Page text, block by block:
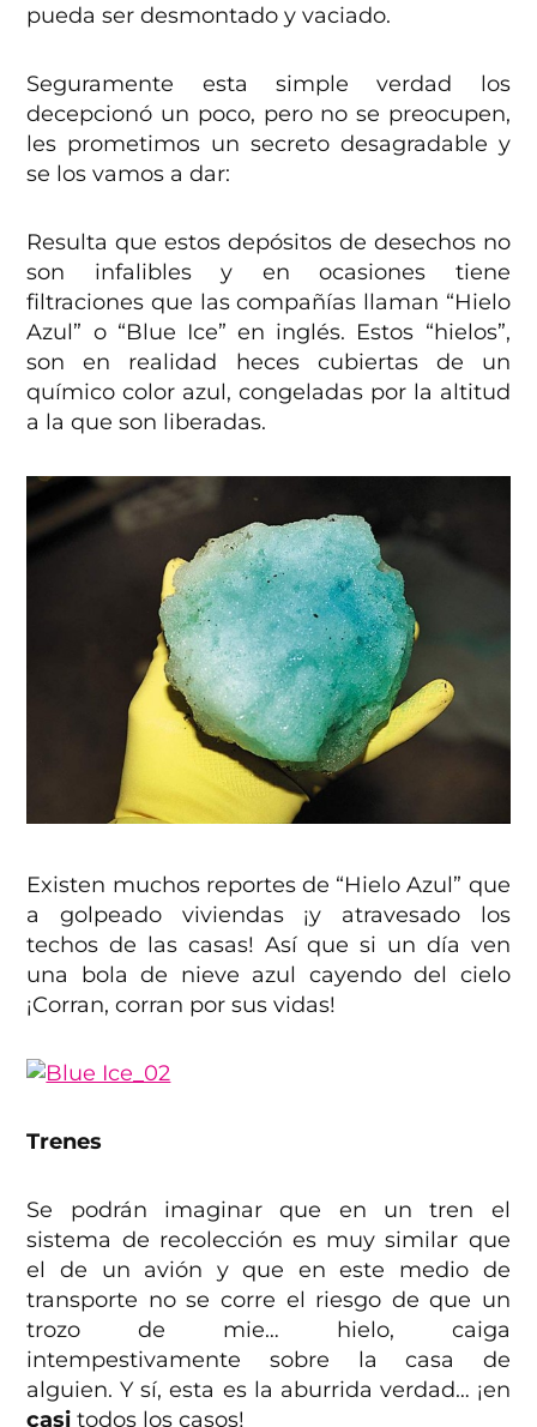
pueda ser desmontado y vaciado.
Seguramente esta simple verdad los
decepcionó un poco, pero no se preocupen,
les prometimos un secreto desagradable y
se los vamos a dar:
Resulta que estos depósitos de desechos no
son infalibles y en ocasiones tiene
filtraciones que las compañías llaman “Hielo
Azul” o “Blue Ice” en inglés. Estos “hielos”,
son en realidad heces cubiertas de un
químico color azul, congeladas por la altitud
a la que son liberadas.
Existen muchos reportes de “Hielo Azul” que
a golpeado viviendas ¡y atravesado los
techos de las casas! Así que si un día ven
una bola de nieve azul cayendo del cielo
¡Corran, corran por sus vidas!
Trenes
Se podrán imaginar que en un tren el
sistema de recolección es muy similar que
el de un avión y que en este medio de
transporte no se corre el riesgo de que un
trozo de mie… hielo, caiga
intempestivamente sobre la casa de
alguien. Y sí, esta es la aburrida verdad… ¡en
casi todos los casos!